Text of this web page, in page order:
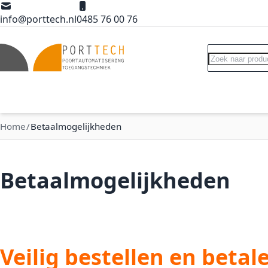
Ga naar de inhoud
info@porttech.nl0485 76 00 76
Search
Home Betaalmogelijkheden
Betaalmogelijkheden
Veilig bestellen en